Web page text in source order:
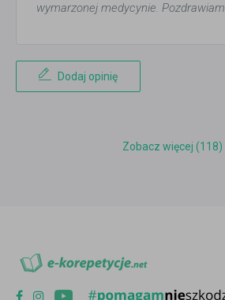
wymarzonej medycynie. Pozdrawiam
Dodaj opinię
Zobacz więcej (118)